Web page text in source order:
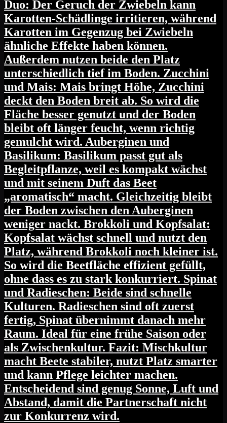
Duo: Der Geruch der Zwiebeln kann
Karotten-Schädlinge irritieren, während
Karotten im Gegenzug bei Zwiebeln
ähnliche Effekte haben können.
Außerdem nutzen beide den Platz
unterschiedlich tief im Boden. Zucchini
und Mais: Mais bringt Höhe, Zucchini
deckt den Boden breit ab. So wird die
Fläche besser genutzt und der Boden
bleibt oft länger feucht, wenn richtig
gemulcht wird. Auberginen und
Basilikum: Basilikum passt gut als
Begleitpflanze, weil es kompakt wächst
und mit seinem Duft das Beet
„aromatisch“ macht. Gleichzeitig bleibt
der Boden zwischen den Auberginen
weniger nackt. Brokkoli und Kopfsalat:
Kopfsalat wächst schnell und nutzt den
Platz, während Brokkoli noch kleiner ist.
So wird die Beetfläche effizient gefüllt,
ohne dass es zu stark konkurriert. Spinat
und Radieschen: Beide sind schnelle
Kulturen. Radieschen sind oft zuerst
fertig, Spinat übernimmt danach mehr
Raum. Ideal für eine frühe Saison oder
als Zwischenkultur. Fazit: Mischkultur
macht Beete stabiler, nutzt Platz smarter
und kann Pflege leichter machen.
Entscheidend sind genug Sonne, Luft und
Abstand, damit die Partnerschaft nicht
zur Konkurrenz wird.